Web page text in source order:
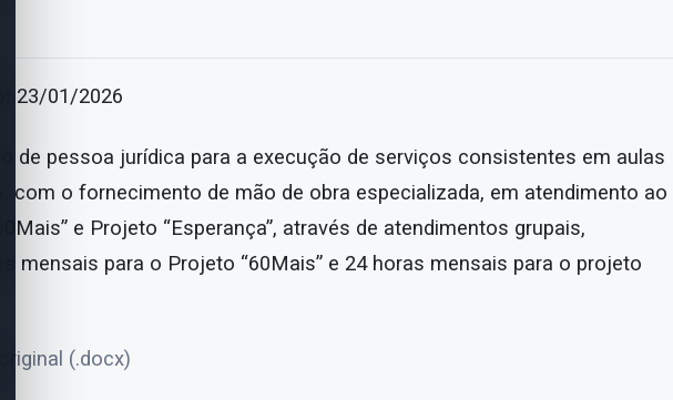
23/01/2026
de pessoa jurídica para a execução de serviços consistentes em aulas
com o fornecimento de mão de obra especializada, em atendimento ao
e Projeto “Esperança”, através de atendimentos grupais,
mensais para o Projeto “60Mais” e 24 horas mensais para o projeto
(.docx)